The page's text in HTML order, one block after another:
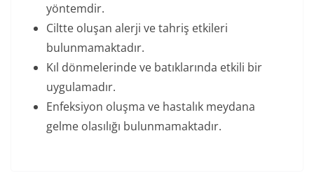
yöntemdir.
Ciltte oluşan alerji ve tahriş etkileri
bulunmamaktadır.
Kıl dönmelerinde ve batıklarında etkili bir
uygulamadır.
Enfeksiyon oluşma ve hastalık meydana
gelme olasılığı bulunmamaktadır.